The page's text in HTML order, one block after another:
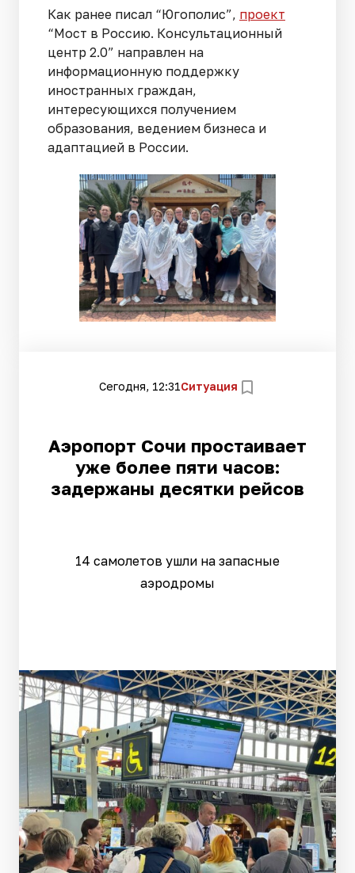
Как ранее писал “Югополис”, проект
“Мост в Россию. Консультационный
центр 2.0” направлен на
информационную поддержку
иностранных граждан,
интересующихся получением
образования, ведением бизнеса и
адаптацией в России.
Сегодня, 12:31Ситуация
Аэропорт Сочи простаивает
уже более пяти часов:
задержаны десятки рейсов
14 самолетов ушли на запасные
аэродромы